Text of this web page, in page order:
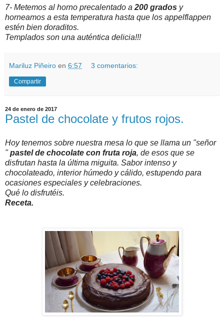
7- Metemos al horno precalentado a 200 grados y
horneamos a esta temperatura hasta que los appelflappen
estén bien doraditos.
Templados son una auténtica delicia!!!
Mariluz Piñeiro en 6:57 3 comentarios:
Compartir
24 de enero de 2017
Pastel de chocolate y frutos rojos.
Hoy tenemos sobre nuestra mesa lo que se llama un "señor
"pastel de chocolate con fruta roja, de esos que se
disfrutan hasta la última miguita. Sabor intenso y
chocolateado, interior húmedo y cálido, estupendo para
ocasiones especiales y celebraciones.
Qué lo disfrutéis.
Receta.